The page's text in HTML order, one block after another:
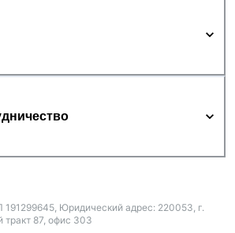
Юридический адрес: 220053, г.
тракт 87, офис 303